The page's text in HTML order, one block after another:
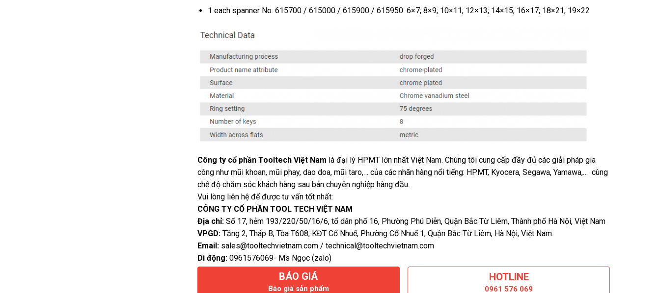
1 each spanner No. 615700 / 615000 / 615900 / 615950: 6×7; 8×9; 10×11; 12×13; 14×15; 16×17; 18×21; 19×22
Công ty cổ phần Tooltech Việt Nam là đại lý HPMT lớn nhất Việt Nam. Chúng tôi cung cấp đầy đủ các giải pháp gia
công như mũi khoan, mũi phay, dao doa, mũi taro,… của các nhãn hàng nổi tiếng: HPMT, Kyocera, Segawa, Yamawa,… cùng
chế độ chăm sóc khách hàng sau bán chuyên nghiệp hàng đầu.
Vui lòng liên hệ để được tư vấn tốt nhất:
CÔNG TY CỔ PHẦN TOOL TECH VIỆT NAM
Địa chỉ: Số 17, hẻm 193/220/50/16/6, tổ dân phố 16, Phường Phú Diễn, Quận Bắc Từ Liêm, Thành phố Hà Nội, Việt Nam
VPGD: Tầng 2, Tháp B, Tòa T608, KĐT Cổ Nhuế, Phường Cổ Nhuế 1, Quận Bắc Từ Liêm, Hà Nội, Việt Nam.
Email: sales@tooltechvietnam.com / technical@tooltechvietnam.com
Di động: 0961576069- Ms Ngọc (zalo)
BÁO GIÁ
Báo giá sản phẩm
HOTLINE
0961 576 069